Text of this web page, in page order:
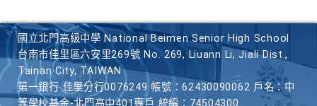
國立北門高級中學 National Beimen Senior High School
台南市佳里區六安里269號 No. 269, Liuann Li, Jiali Dist.,
Tainan City, TAIWAN
第一銀行 佳里分行0076249 帳號：62430090062 戶名：中
等學校基金-北門高中401專戶 統編：74504300